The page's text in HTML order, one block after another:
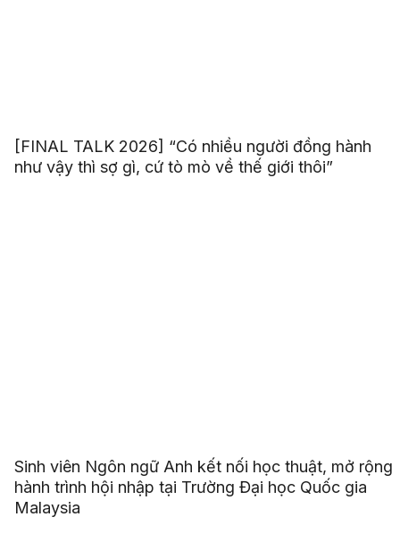
[FINAL TALK 2026] “Có nhiều người đồng hành
như vậy thì sợ gì, cứ tò mò về thế giới thôi”
Sinh viên Ngôn ngữ Anh kết nối học thuật, mở rộng
hành trình hội nhập tại Trường Đại học Quốc gia
Malaysia